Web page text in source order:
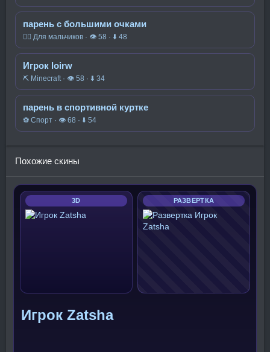
парень с большими очками
🧍‍♂️ Для мальчиков · 👁 58 · ⬇ 48
Игрок loirw
⛏️ Minecraft · 👁 58 · ⬇ 34
парень в спортивной куртке
⚽ Спорт · 👁 68 · ⬇ 54
Похожие скины
3D РАЗВЕРТКА
Игрок Zatsha